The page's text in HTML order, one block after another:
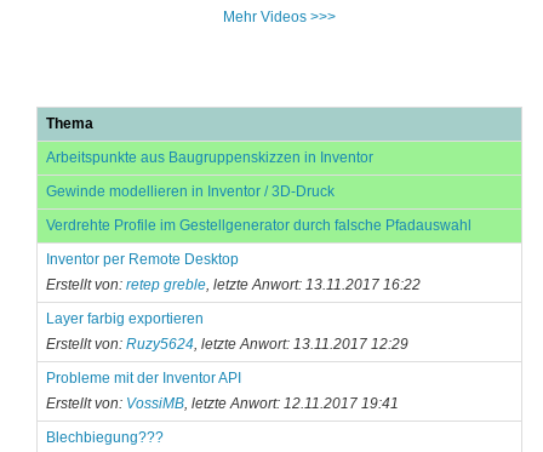
Mehr Videos >>>
Thema
Arbeitspunkte aus Baugruppenskizzen in Inventor
Gewinde modellieren in Inventor / 3D-Druck
Verdrehte Profile im Gestellgenerator durch falsche Pfadauswahl
Inventor per Remote Desktop
Erstellt von: retep greble, letzte Anwort: 13.11.2017 16:22
Layer farbig exportieren
Erstellt von: Ruzy5624, letzte Anwort: 13.11.2017 12:29
Probleme mit der Inventor API
Erstellt von: VossiMB, letzte Anwort: 12.11.2017 19:41
Blechbiegung???